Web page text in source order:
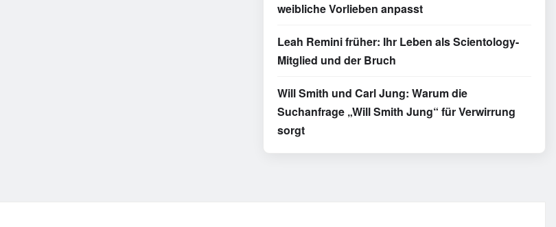
weibliche Vorlieben anpasst
Leah Remini früher: Ihr Leben als Scientology-
Mitglied und der Bruch
Will Smith und Carl Jung: Warum die
Suchanfrage „Will Smith Jung“ für Verwirrung
sorgt